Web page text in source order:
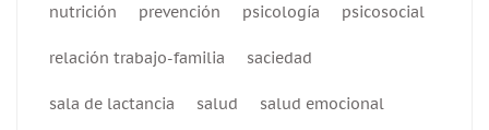
nutrición prevención psicología psicosocial
relación trabajo-familia saciedad
sala de lactancia salud salud emocional